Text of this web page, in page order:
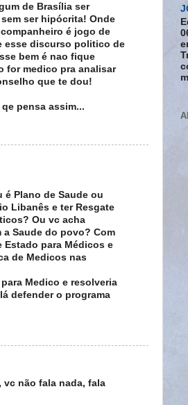
de Brasília ser
ser hipócrita! Onde
é jogo de
esse discurso politico de
bem é nao fique
for medico pra analisar
que te dou!
pensa assim...
Plano de Saude ou
Libanês e ter Resgate
Ou vc acha
Saude do povo? Com
Estado para Médicos e
de Medicos nas
Medico e resolveria
defender o programa
vc não fala nada, fala